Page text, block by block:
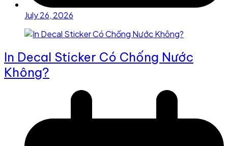
July 26, 2026
In Decal Sticker Có Chống Nước
Không?